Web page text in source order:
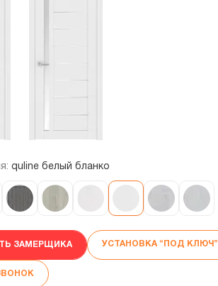
quline белый бланко
ЗАМЕРЩИКА УСТАНОВКА “ПОД КЛЮЧ”